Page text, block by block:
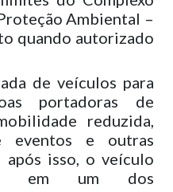
Ambiental –
quando autorizado
de veículos para
portadoras de
reduzida,
eventos e outras
após isso, o veículo
em um dos